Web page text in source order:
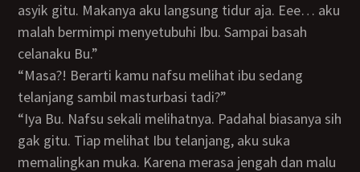
asyik gitu. Makanya aku langsung tidur aja. Eee… aku
malah bermimpi menyetubuhi Ibu. Sampai basah
celanaku Bu.”
“Masa?! Berarti kamu nafsu melihat ibu sedang
telanjang sambil masturbasi tadi?”
“Iya Bu. Nafsu sekali melihatnya. Padahal biasanya sih
gak gitu. Tiap melihat Ibu telanjang, aku suka
memalingkan muka. Karena merasa jengah dan malu